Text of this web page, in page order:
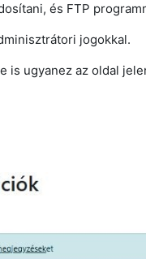
és FTP
jogokkal.
ugyanez az oldal